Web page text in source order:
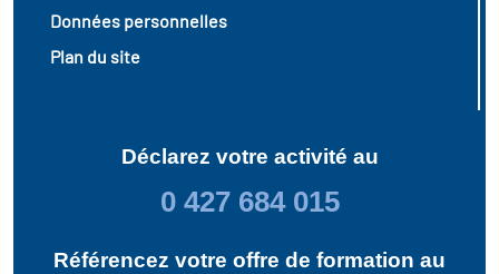
Données personnelles
Plan du site
Déclarez votre activité au
0 427 684 015
Référencez votre offre de formation au